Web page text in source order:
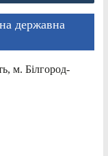
державна
м. Білгород-